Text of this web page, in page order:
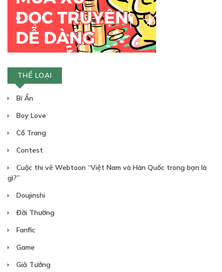
THỂ LOẠI
Bí Ẩn
Boy Love
Cổ Trang
Contest
Cuộc thi vẽ Webtoon “Việt Nam và Hàn Quốc trong bạn là
gì?”
Doujinshi
Đời Thường
Fanfic
Game
Giả Tưởng